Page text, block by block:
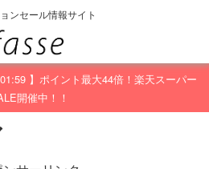
ンセール情報サイト
】ポイント最大44倍！楽天スーパー
開催中！！